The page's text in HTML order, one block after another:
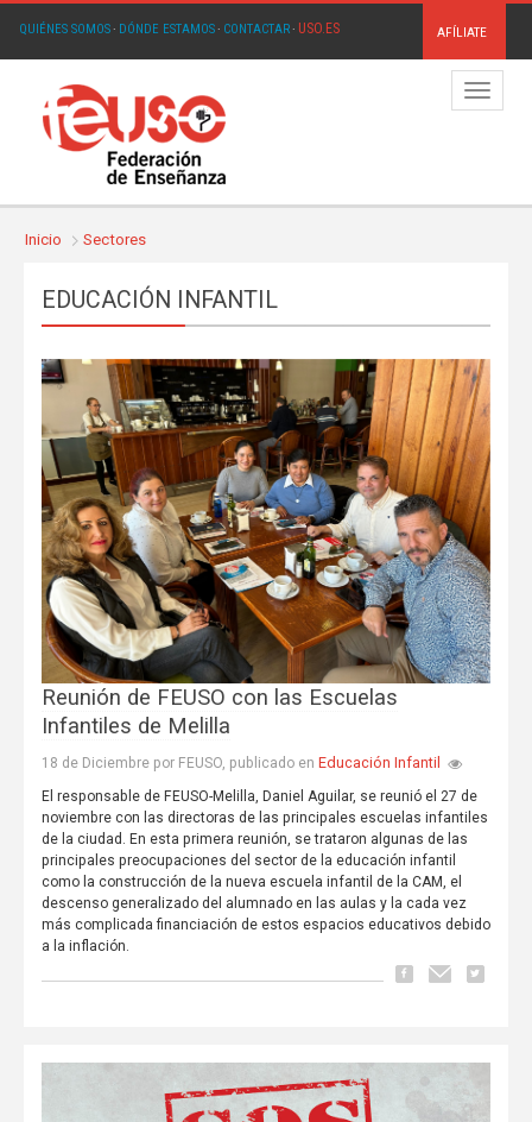
QUIÉNES SOMOS· DÓNDE ESTAMOS· CONTACTAR· USO.ES AFÍLIATE
Menú
Inicio Sectores
EDUCACIÓN INFANTIL
Reunión de FEUSO con las Escuelas
Infantiles de Melilla
18 de Diciembre por FEUSO, publicado en Educación Infantil
El responsable de FEUSO-Melilla, Daniel Aguilar, se reunió el 27 de
noviembre con las directoras de las principales escuelas infantiles
de la ciudad. En esta primera reunión, se trataron algunas de las
principales preocupaciones del sector de la educación infantil
como la construcción de la nueva escuela infantil de la CAM, el
descenso generalizado del alumnado en las aulas y la cada vez
más complicada financiación de estos espacios educativos debido
a la inflación.